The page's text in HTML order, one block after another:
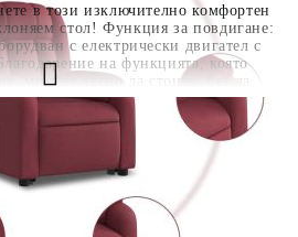
в този изключително комфортен
стол! Функция за повдигане:
с електрически двигател с
на функцията, която
можете лесно да стоите, без да
си с просто натискане на
накланяне: Този накланящ се стол
Можете ръчно да настроите
до произволна позиция
просто издърпване на дръжката.
максимален наклон от 135 градуса.
бързо да се върне на
с лесно издърпване на дръжката.
БЕЗ РЕГИСТРАЦИЯ
с Вас в рамките на работния ден!